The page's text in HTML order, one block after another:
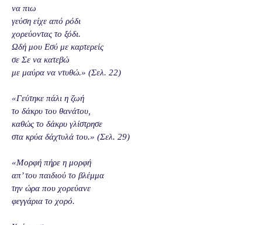
να πιω
γεύση είχε από ρόδι
χορεύοντας το ξόδι.
Ωδή μου Εσύ με καρτερείς
σε Σε να κατεβώ
με μαύρα να ντυθώ.» (Σελ. 22)
«Γεύτηκε πάλι η ζωή
το δάκρυ του θανάτου,
καθώς το δάκρυ γλίστρησε
στα κρύα δάχτυλά του.» (Σελ. 29)
«Μορφή πήρε η μορφή
απ’ του παιδιού το βλέμμα
την ώρα που χορεύανε
φεγγάρια το χορό.